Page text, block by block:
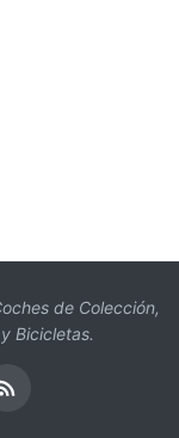
de Colección,
Bicicletas.